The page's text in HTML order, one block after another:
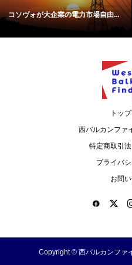
コソヴォが大企業の電力市場自由...
トッ
西バルカンファ
特定商取引
プライバ
お問
Copyright ©西バルカンファ